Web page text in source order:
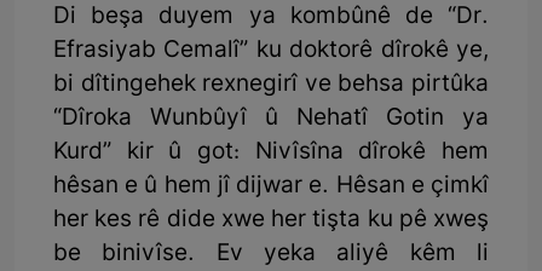
Di beşa duyem ya kombûnê de “Dr.
Efrasiyab Cemalî” ku doktorê dîrokê ye,
bi dîtingehek rexnegirî ve behsa pirtûka
“Dîroka Wunbûyî û Nehatî Gotin ya
Kurd” kir û got: Nivîsîna dîrokê hem
hêsan e û hem jî dijwar e. Hêsan e çimkî
her kes rê dide xwe her tişta ku pê xweş
be binivîse. Ev yeka aliyê kêm li